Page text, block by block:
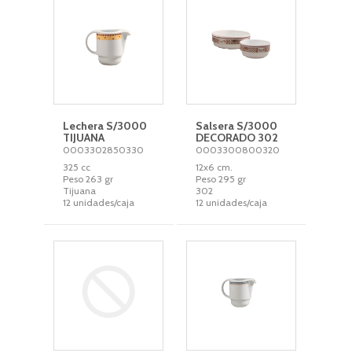
Lechera S/3000
TIJUANA
0003302850330
325 cc
Peso 263 gr
Tijuana
12 unidades/caja
Salsera S/3000
DECORADO 302
0003300800320
12x6 cm.
Peso 295 gr
302
12 unidades/caja